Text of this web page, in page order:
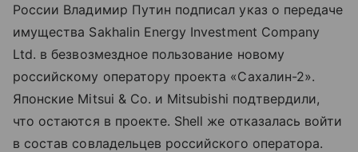
России Владимир Путин подписал указ о передаче
имущества Sakhalin Energy Investment Company
Ltd. в безвозмездное пользование новому
российскому оператору проекта «Сахалин-2».
Японские Mitsui & Co. и Mitsubishi подтвердили,
что остаются в проекте. Shell же отказалась войти
в состав совладельцев российского оператора.